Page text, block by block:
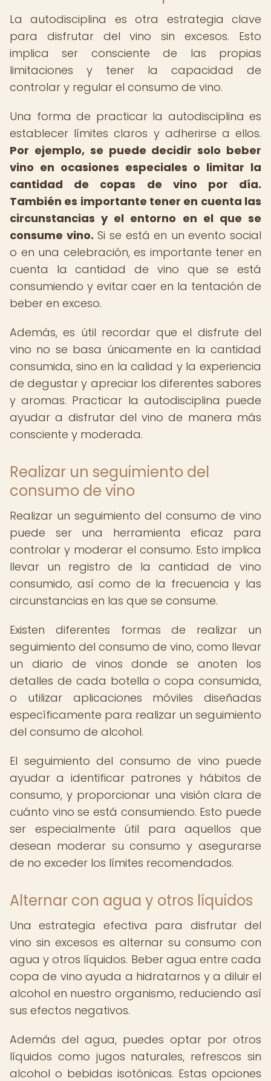
La autodisciplina es otra estrategia clave
para disfrutar del vino sin excesos. Esto
implica ser consciente de las propias
limitaciones y tener la capacidad de
controlar y regular el consumo de vino.
Una forma de practicar la autodisciplina es
establecer límites claros y adherirse a ellos.
Por ejemplo, se puede decidir solo beber
vino en ocasiones especiales o limitar la
cantidad de copas de vino por día.
También es importante tener en cuenta las
circunstancias y el entorno en el que se
consume vino. Si se está en un evento social
o en una celebración, es importante tener en
cuenta la cantidad de vino que se está
consumiendo y evitar caer en la tentación de
beber en exceso.
Además, es útil recordar que el disfrute del
vino no se basa únicamente en la cantidad
consumida, sino en la calidad y la experiencia
de degustar y apreciar los diferentes sabores
y aromas. Practicar la autodisciplina puede
ayudar a disfrutar del vino de manera más
consciente y moderada.
Realizar un seguimiento del
consumo de vino
Realizar un seguimiento del consumo de vino
puede ser una herramienta eficaz para
controlar y moderar el consumo. Esto implica
llevar un registro de la cantidad de vino
consumido, así como de la frecuencia y las
circunstancias en las que se consume.
Existen diferentes formas de realizar un
seguimiento del consumo de vino, como llevar
un diario de vinos donde se anoten los
detalles de cada botella o copa consumida,
o utilizar aplicaciones móviles diseñadas
específicamente para realizar un seguimiento
del consumo de alcohol.
El seguimiento del consumo de vino puede
ayudar a identificar patrones y hábitos de
consumo, y proporcionar una visión clara de
cuánto vino se está consumiendo. Esto puede
ser especialmente útil para aquellos que
desean moderar su consumo y asegurarse
de no exceder los límites recomendados.
Alternar con agua y otros líquidos
Una estrategia efectiva para disfrutar del
vino sin excesos es alternar su consumo con
agua y otros líquidos. Beber agua entre cada
copa de vino ayuda a hidratarnos y a diluir el
alcohol en nuestro organismo, reduciendo así
sus efectos negativos.
Además del agua, puedes optar por otros
líquidos como jugos naturales, refrescos sin
alcohol o bebidas isotónicas. Estas opciones